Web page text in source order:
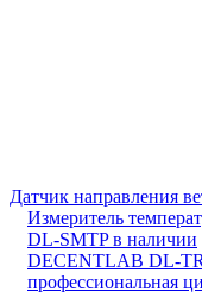
Датчик направления
Измеритель
DL-SMTP в наличии
DECENTLAB DL-
профессиональная